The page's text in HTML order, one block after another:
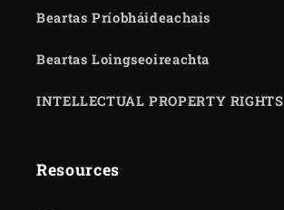
Beartas Príobháideachais
Beartas Loingseoireachta
INTELLECTUAL PROPERTY RIGHTS
Resources